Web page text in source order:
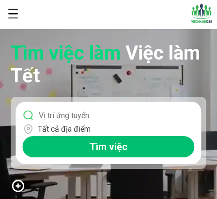
Tìm việc làmViệc làm
Tết
Tất cả địa điểm
Tìm việc